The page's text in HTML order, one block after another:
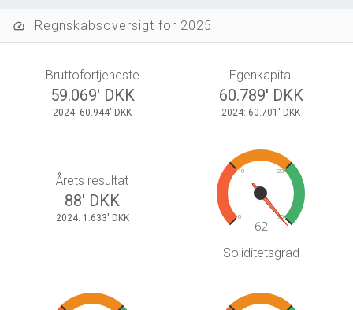
speed Regnskabsoversigt for 2025
Bruttofortjeneste
59.069' DKK
2024: 60.944' DKK
Egenkapital
60.789' DKK
2024: 60.701' DKK
Årets resultat
88' DKK
2024: 1.633' DKK 0
10 20
30
62
Soliditetsgrad